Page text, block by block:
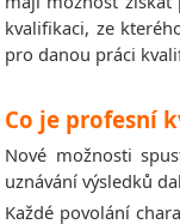
kvalifikaci, ze
pro danou práci
Co je profesní
Nové možnosti
uznávání výsledků
Každé povolání